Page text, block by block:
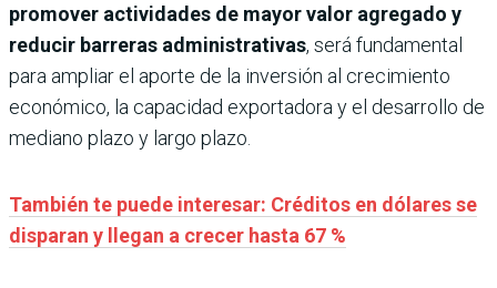
promover actividades de mayor valor agregado y
reducir barreras administrativas, será fundamental
para ampliar el aporte de la inversión al crecimiento
económico, la capacidad exportadora y el desarrollo de
mediano plazo y largo plazo.
También te puede interesar: Créditos en dólares se
disparan y llegan a crecer hasta 67 %